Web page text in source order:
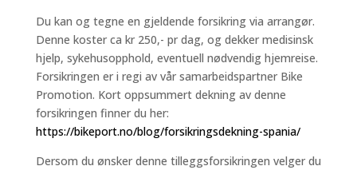
Du kan og tegne en gjeldende forsikring via arrangør.
Denne koster ca kr 250,- pr dag, og dekker medisinsk
hjelp, sykehusopphold, eventuell nødvendig hjemreise.
Forsikringen er i regi av vår samarbeidspartner Bike
Promotion. Kort oppsummert dekning av denne
forsikringen finner du her:
https://bikeport.no/blog/forsikringsdekning-spania/
Dersom du ønsker denne tilleggsforsikringen velger du